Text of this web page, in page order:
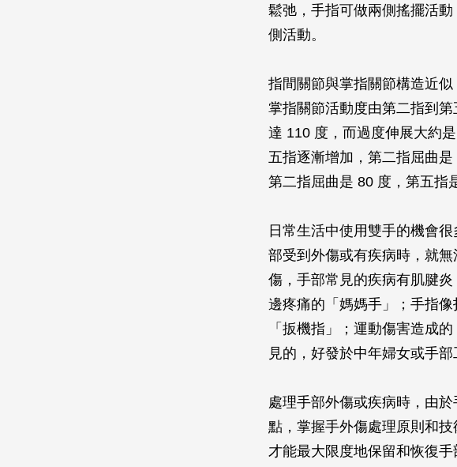
鬆弛，手指可做兩側搖擺活
側活動。
指間關節與掌指關節構造近
掌指關節活動度由第二指到
達 110 度，而過度伸展大約
五指逐漸增加，第二指屈曲
第二指屈曲是 80 度，第五指
日常生活中使用雙手的機會
部受到外傷或有疾病時，就
傷，手部常見的疾病有肌腱
邊疼痛的「媽媽手」；手指
「扳機指」；運動傷害造成
見的，好發於中年婦女或手部
處理手部外傷或疾病時，由
點，掌握手外傷處理原則和
才能最大限度地保留和恢復